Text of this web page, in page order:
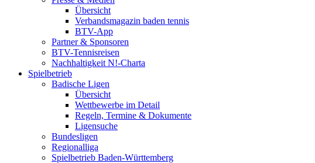
Übersicht
Verbandsmagazin baden tennis
BTV-App
Partner & Sponsoren
BTV-Tennisreisen
Nachhaltigkeit N!-Charta
Spielbetrieb
Badische Ligen
Übersicht
Wettbewerbe im Detail
Regeln, Termine & Dokumente
Ligensuche
Bundesligen
Regionalliga
Spielbetrieb Baden-Württemberg